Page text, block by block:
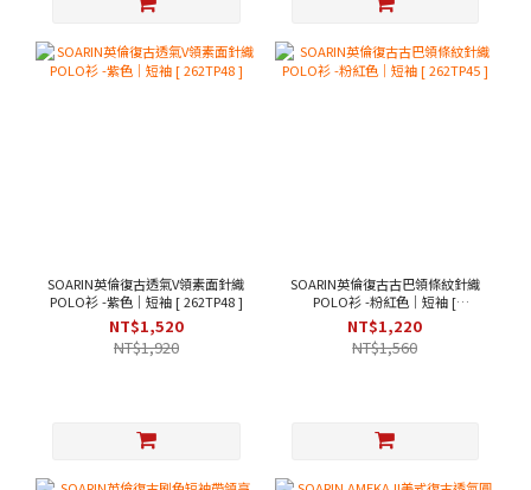
SOARIN英倫復古透氣V領素面針織
POLO衫 -紫色｜短袖 [ 262TP48 ]
NT$1,520
NT$1,920
SOARIN英倫復古古巴領條紋針織
POLO衫 -粉紅色｜短袖 [
262TP45 ]
NT$1,220
NT$1,560